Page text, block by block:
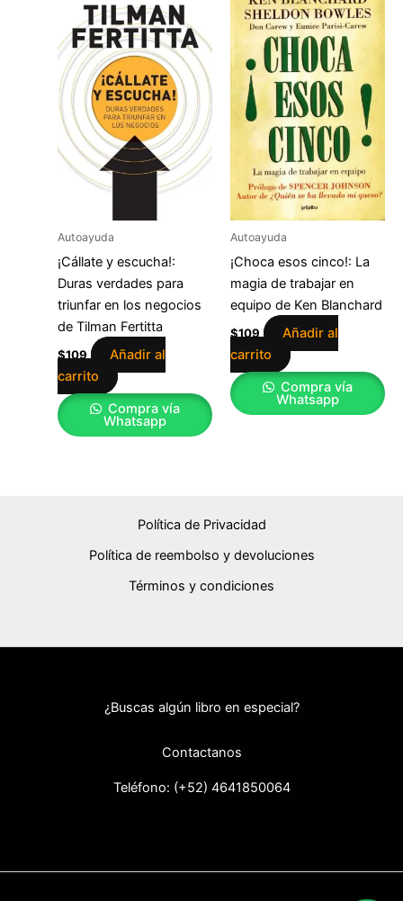
Autoayuda
¡Cállate y escucha!:
Duras verdades para
triunfar en los negocios
de Tilman Fertitta
$109
Añadir al
carrito
Compra vía
Whatsapp
Autoayuda
¡Choca esos cinco!: La
magia de trabajar en
equipo de Ken Blanchard
$109
Añadir al
carrito
Compra vía
Whatsapp
Política de Privacidad
Política de reembolso y devoluciones
Términos y condiciones
¿Buscas algún libro en especial?
Contactanos
Teléfono: (+52) 4641850064